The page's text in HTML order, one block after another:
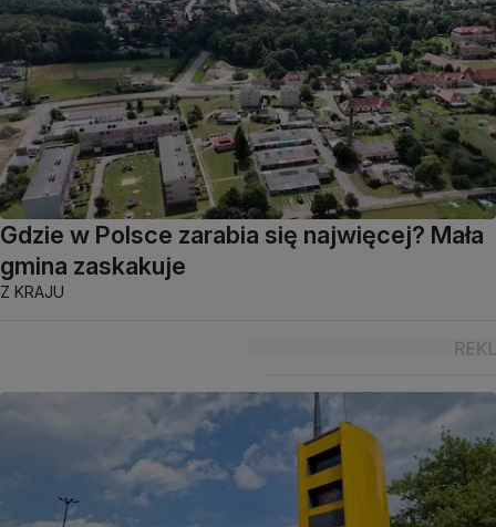
Gdzie w Polsce zarabia się najwięcej? Mała
gmina zaskakuje
Z KRAJU